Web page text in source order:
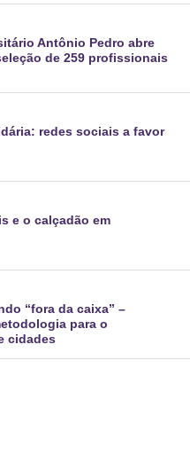
Antônio Pedro abre
de 259 profissionais
redes sociais a favor
e o calçadão em
“fora da caixa” –
para o
cidades